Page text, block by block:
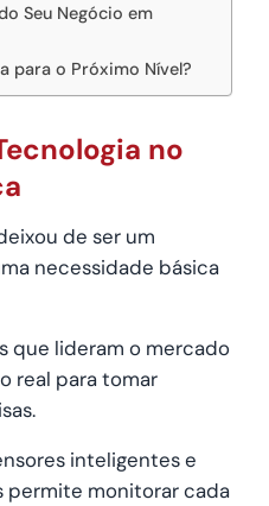
Seu Negócio em
para o Próximo Nível?
no
de ser um
necessidade básica
que lideram o mercado
real para tomar
inteligentes e
monitorar cada